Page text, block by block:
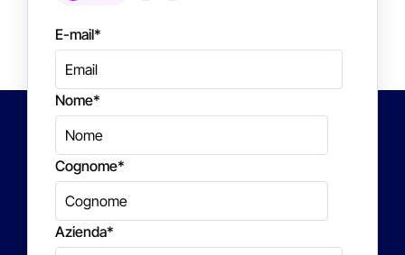
E-mail*
Nome*
Cognome*
Azienda*